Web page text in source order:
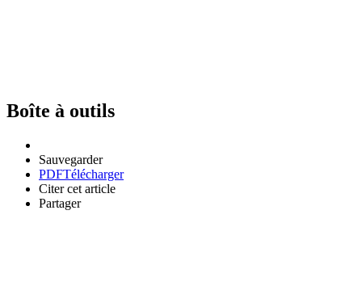
Boîte à outils
Sauvegarder
PDFTélécharger
Citer cet article
Partager